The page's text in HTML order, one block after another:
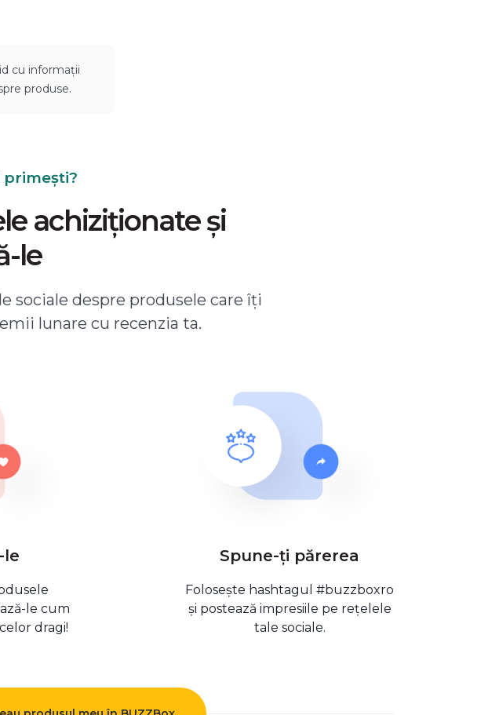
cu informații
produse.
primești?
achiziționate și
le
sociale despre produsele care îți
lunare cu recenzia ta.
le
le cum
dragi!
Spune-ți părerea
Folosește hashtagul #buzzboxro
și postează impresiile pe rețelele
tale sociale.